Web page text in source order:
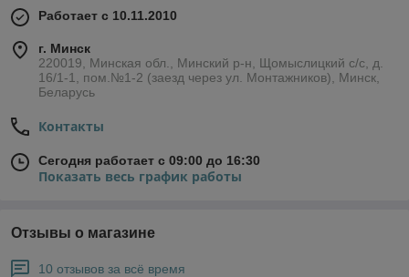
Работает с 10.11.2010
г. Минск
220019, Минская обл., Минский р-н, Щомыслицкий с/с, д.
16/1-1, пом.№1-2 (заезд через ул. Монтажников), Минск,
Беларусь
Контакты
Сегодня работает с 09:00 до 16:30
Показать весь график работы
Отзывы о магазине
10 отзывов за всё время